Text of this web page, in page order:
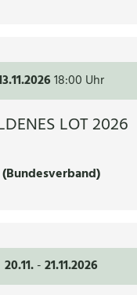
18:00 Uhr
LOT 2026
(Bundesverband)
20.11. -21.11.2026